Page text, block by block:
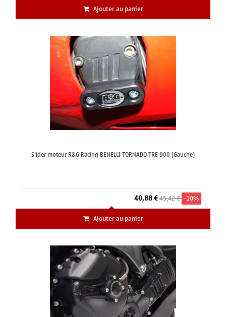
Ajouter au panier
Slider moteur R&G Racing BENELLI TORNADO TRE 900 (Gauche)
40,88 €45,42 € -10%
Ajouter au panier